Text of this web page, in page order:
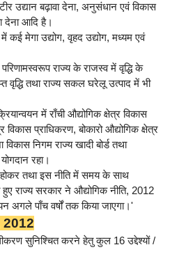
उद्यान बढ़ावा देना, अनुसंधान एवं विकास
देना आदि है।
कई मेगा उद्योग, वृहद उद्योग, मध्यम एवं
राज्य के राजस्व में वृद्धि के
वृद्धि तथा राज्य सकल घरेलू उत्पाद में भी
में राँची औद्योगिक क्षेत्र विकास
प्राधिकरण, बोकारो औद्योगिक क्षेत्र
निगम राज्य खादी बोर्ड तथा
रहा।
तथा इस नीति में समय के साथ
राज्य सरकार ने औद्योगिक नीति, 2012
अगले पाँच वर्षों तक किया जाएगा।'
2012
सुनिश्चित करने हेतु कुल 16 उद्देश्यों /